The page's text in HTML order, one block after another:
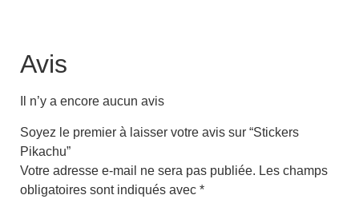
Avis
Il n’y a encore aucun avis
Soyez le premier à laisser votre avis sur “Stickers
Pikachu”
Votre adresse e-mail ne sera pas publiée. Les champs
obligatoires sont indiqués avec *